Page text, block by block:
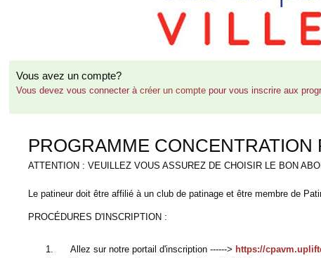
Vous avez un compte?
Vous devez vous connecter àcréer un compte pour vous inscrire aux
PROGRAMME CONCENTRATION
ATTENTION : VEUILLEZ VOUS ASSUREZ DE CHOISIR LE BON
Le patineur doit être affilié à un club de patinage et être membre de
PROCÉDURES D'INSCRIPTION :
Allez sur notre portail d'inscription ------> https://